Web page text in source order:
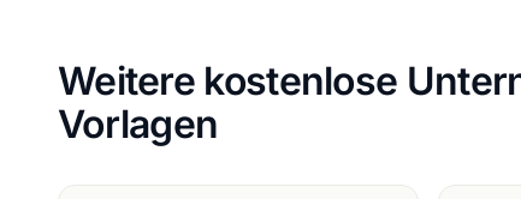
Weitere kostenlose
Vorlagen